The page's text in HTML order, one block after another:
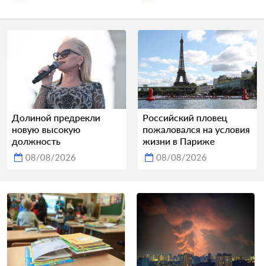
Долиной предрекли
новую высокую
должность
08/08/2026
Российский пловец
пожаловался на условия
жизни в Париже
08/08/2026